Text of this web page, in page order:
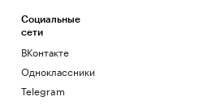
Социальные
сети
ВКонтакте
Одноклассники
Telegram